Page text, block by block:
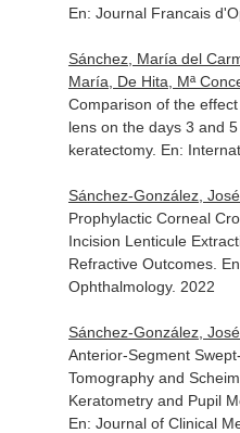
En: Journal Francais
Sánchez, María del
María, De Hita, Mª
Comparison of the
lens on the days 3 and
keratectomy. En:
Sánchez-González,
Prophylactic Corneal
Incision Lenticule
Refractive Outcomes.
Ophthalmology. 2022
Sánchez-González,
Anterior-Segment
Tomography and
Keratometry and Pupil
En: Journal of Clinical